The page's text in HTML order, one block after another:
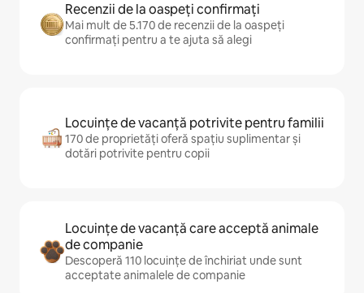
Recenzii de la oaspeți confirmați
Mai mult de 5.170 de recenzii de la oaspeți
confirmați pentru a te ajuta să alegi
Locuințe de vacanță potrivite pentru familii
170 de proprietăți oferă spațiu suplimentar și
dotări potrivite pentru copii
Locuințe de vacanță care acceptă animale
de companie
Descoperă 110 locuințe de închiriat unde sunt
acceptate animalele de companie